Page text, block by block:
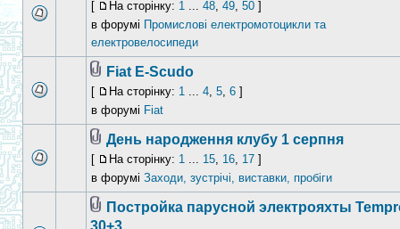
[ На сторінку: 1 ... 48, 49, 50 ]
в форумі Промислові електромотоцикли та
електровелосипеди
Fiat E-Scudo
[ На сторінку: 1 ... 4, 5, 6 ]
в форумі Fiat
День народження клубу 1 серпня
[ На сторінку: 1 ... 15, 16, 17 ]
в форумі Заходи, зустрічі, виставки, пробіги
Постройка парусной электрояхты
30+3